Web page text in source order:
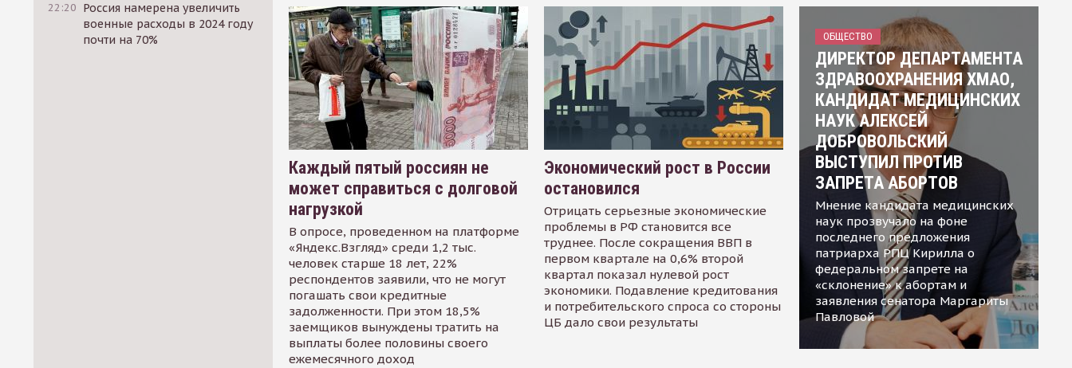
22:20 Россия намерена увеличить
военные расходы в 2024 году
почти на 70%
Каждый пятый россиян не
может справиться с долговой
нагрузкой
В опросе, проведенном на платформе
«Яндекс.Взгляд» среди 1,2 тыс.
человек старше 18 лет, 22%
респондентов заявили, что не могут
погашать свои кредитные
задолженности. При этом 18,5%
заемщиков вынуждены тратить на
выплаты более половины своего
ежемесячного доход
Экономический рост в России
остановился
Отрицать серьезные экономические
проблемы в РФ становится все
труднее. После сокращения ВВП в
первом квартале на 0,6% второй
квартал показал нулевой рост
экономики. Подавление кредитования
и потребительского спроса со стороны
ЦБ дало свои результаты
ОБЩЕСТВО
ДИРЕКТОР ДЕПАРТАМЕНТА
ЗДРАВООХРАНЕНИЯ ХМАО,
КАНДИДАТ МЕДИЦИНСКИХ
НАУК АЛЕКСЕЙ
ДОБРОВОЛЬСКИЙ
ВЫСТУПИЛ ПРОТИВ
ЗАПРЕТА АБОРТОВ
Мнение кандидата медицинских
наук прозвучало на фоне
последнего предложения
патриарха РПЦ Кирилла о
федеральном запрете на
«склонение» к абортам и
заявления сенатора Маргариты
Павловой